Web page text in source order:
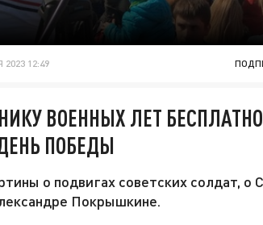
2023 12:49
ВОЕННЫХ ЛЕТ
ПОБЕДЫ
о подвигах советских солдат, о
Покрышкине.